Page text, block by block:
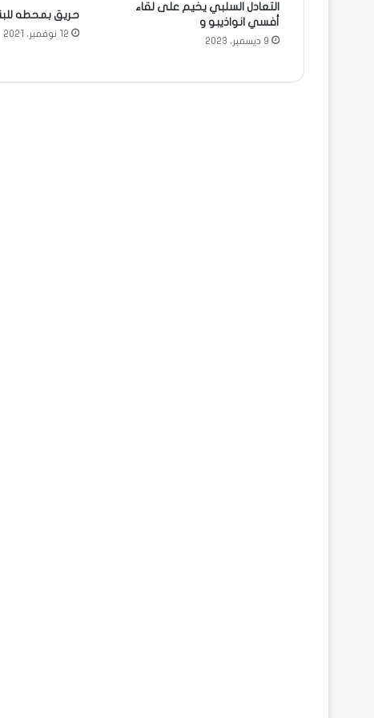
التعادل السلبي يخيم على لقاء
أفسي انواذيبو و
9 ديسمبر، 2023
حريق بمحطه
12 نوفمبر، 2021